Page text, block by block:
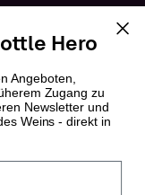
Hero
Angeboten,
Zugang zu
Newsletter und
Weins - direkt in